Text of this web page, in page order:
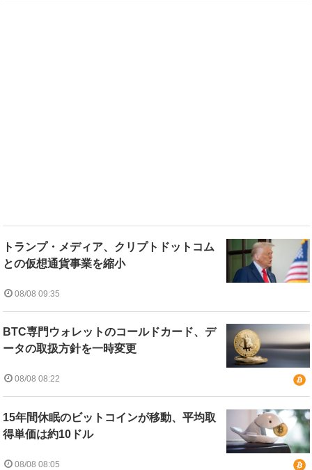
トランプ・メディア、クリプトドットコム
との仮想通貨事業を縮小
08/08 09:35
BTC専門ウォレットのコールドカード、デ
ータの取扱方針を一時変更
08/08 08:22
15年間休眠のビットコインが移動、平均取
得単価は約10ドル
08/08 08:05